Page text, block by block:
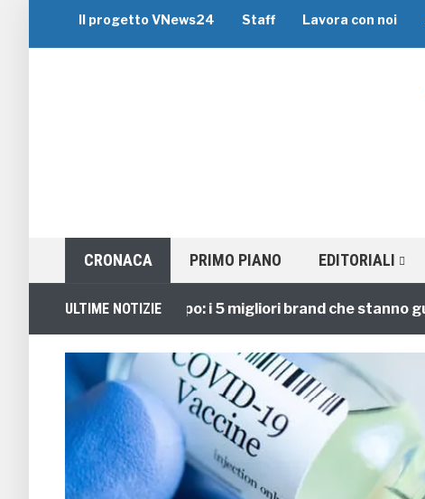
Il progetto VNews24 Staff Lavora con noi
CRONACA PRIMO PIANO EDITORIALI
ULTIME NOTIZIE
Viaggi di Gruppo: i 5 migliori brand che stanno